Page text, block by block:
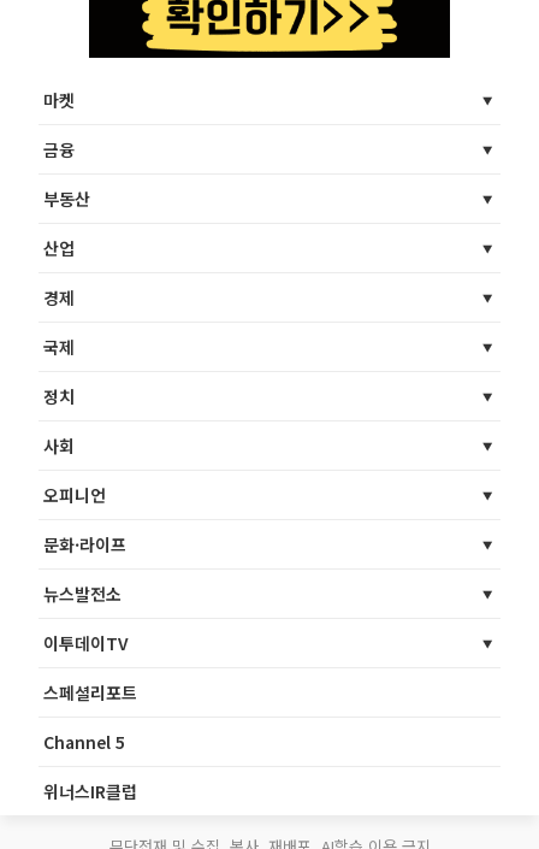
마켓
금융
부동산
산업
경제
국제
정치
사회
오피니언
문화·라이프
뉴스발전소
이투데이TV
스페셜리포트
Channel 5
위너스IR클럽